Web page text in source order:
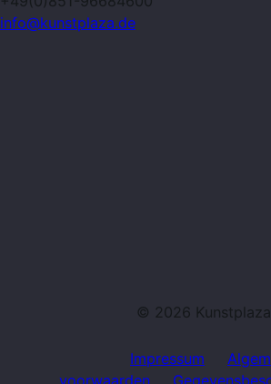
info@kunstplaza.de
© 2026 Kunstplaza
Impressum
voorwaarden